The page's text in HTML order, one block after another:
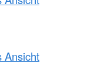
Ansicht